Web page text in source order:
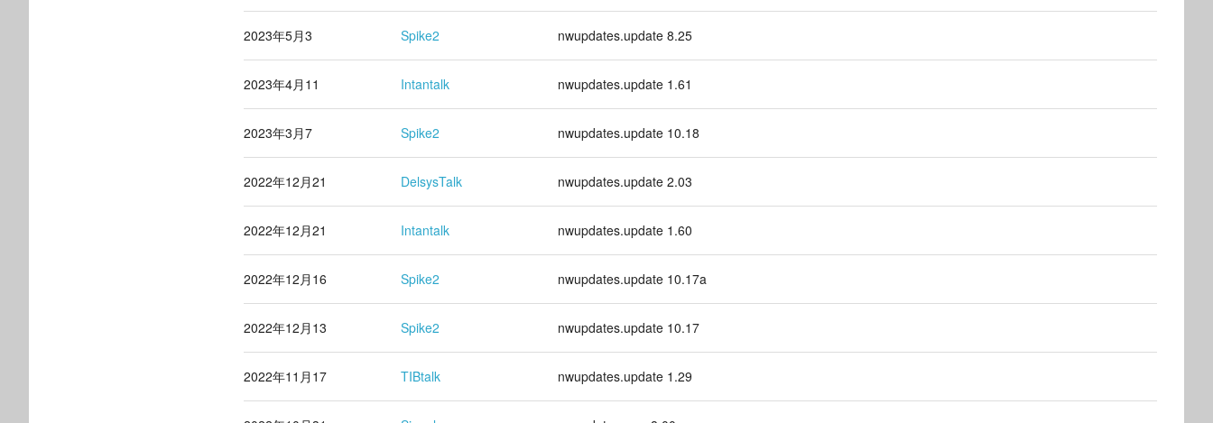
2023年5月3 Spike2 nwupdates.update 8.25
2023年4月11 Intantalk nwupdates.update 1.61
2023年3月7 Spike2 nwupdates.update 10.18
2022年12月21 DelsysTalk nwupdates.update 2.03
2022年12月21 Intantalk nwupdates.update 1.60
2022年12月16 Spike2 nwupdates.update 10.17a
2022年12月13 Spike2 nwupdates.update 10.17
2022年11月17 TIBtalk nwupdates.update 1.29